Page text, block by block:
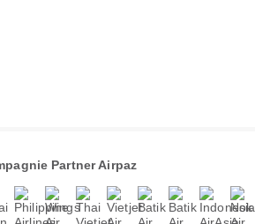
Partner Airpaz